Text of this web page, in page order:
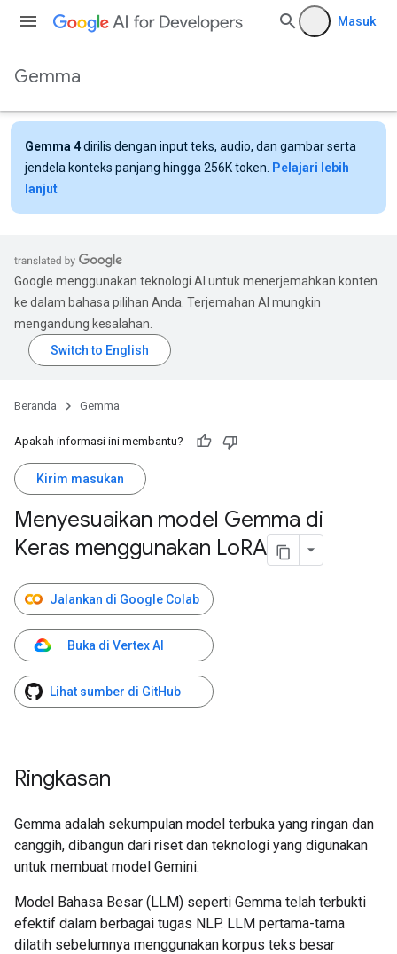
Masuk
Gemma
Gemma 4dirilis dengan input teks, audio, dan gambar serta
jendela konteks panjang hingga 256K token.
Pelajari lebih
lanjut
Google menggunakan teknologi AI untuk menerjemahkan konten
ke dalam bahasa pilihan Anda. Terjemahan AI mungkin
mengandung kesalahan.
Beranda Gemma
Apakah informasi ini membantu?
Kirim masukan
Menyesuaikan model Gemma di
Keras menggunakan LoRA
Jalankan di Google Colab
Buka di Vertex AI
Lihat sumber di GitHub
Ringkasan
Gemma adalah sekumpulan model terbuka yang ringan dan
canggih, dibangun dari riset dan teknologi yang digunakan
untuk membuat model Gemini.
Model Bahasa Besar (LLM) seperti Gemma telah terbukti
efektif dalam berbagai tugas NLP. LLM pertama-tama
dilatih sebelumnya menggunakan korpus teks besar